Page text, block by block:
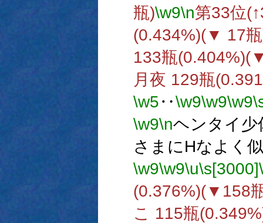
瓶)\w9\n第33位
(0.434%)(▼ 17
133瓶
月夜 129瓶
\w5‥\w9\w9\w9
\w9\nヘンタイ少
さまにHなよく
\w9\w9\u\s[3000]
(0.376%)(▼158
こ 115瓶